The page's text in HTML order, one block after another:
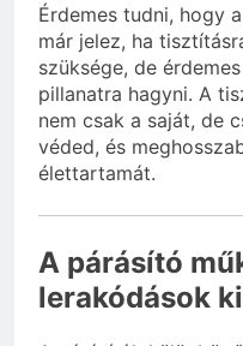
Érdemes tudni, hogy
már jelez, ha
szüksége, de
pillanatra hagyni. A
nem csak a saját, de
véded, és
élettartamát.
A párásító
lerakódások